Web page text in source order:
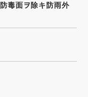
毒面ヲ除キ防雨外